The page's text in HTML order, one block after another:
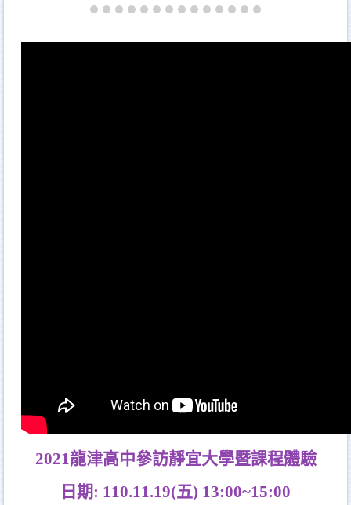
2021龍津高中參訪靜宜大學暨課程體驗
日期: 110.11.19(五) 13:00~15:00